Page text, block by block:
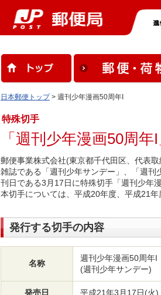
日本郵便トップ> 週刊少年漫画50周年I
特殊切手
「週刊少年漫画50周
郵便事業株式会社(東京都千代田区、代表
雑誌である「週刊少年サンデー」、「週
刊日である3月17日に特殊切手「週刊少年
本切手については、平成20年度、平成21年
発行する切手の内容
名称
週刊少年漫画50周年I
(週刊少年サンデー)
発売日 平成21年3月17日(火)